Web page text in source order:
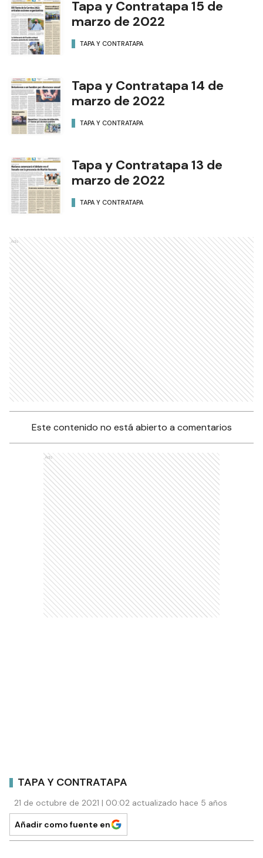
Tapa y Contratapa 15 de
marzo de 2022
TAPA Y CONTRATAPA
Tapa y Contratapa 14 de
marzo de 2022
TAPA Y CONTRATAPA
Tapa y Contratapa 13 de
marzo de 2022
TAPA Y CONTRATAPA
Ads
Este contenido no está abierto a comentarios
Ads
TAPA Y CONTRATAPA
21 de octubre de 2021 | 00:02 actualizado hace 5 años
Añadir como fuente en